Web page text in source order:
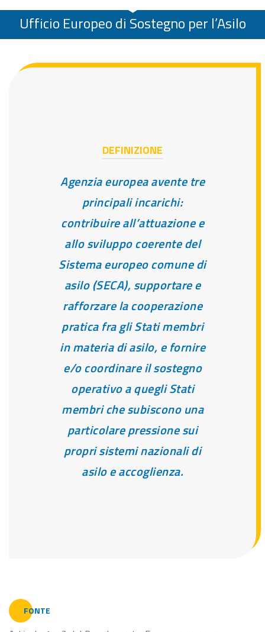
Ufficio Europeo di Sostegno per l’Asilo
DEFINIZIONE
Agenzia europea avente tre
principali incarichi:
contribuire all’attuazione e
allo sviluppo coerente del
Sistema europeo comune di
asilo (SECA), supportare e
rafforzare la cooperazione
pratica fra gli Stati membri
in materia di asilo, e fornire
e/o coordinare il sostegno
operativo a quegli Stati
membri che subiscono una
particolare pressione sui
propri sistemi nazionali di
asilo e accoglienza.
FONTE